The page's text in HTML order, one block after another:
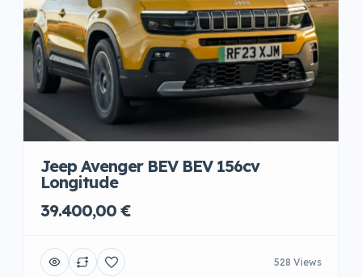
Jeep Avenger BEV BEV 156cv
Longitude
39.400,00 €
528 Views